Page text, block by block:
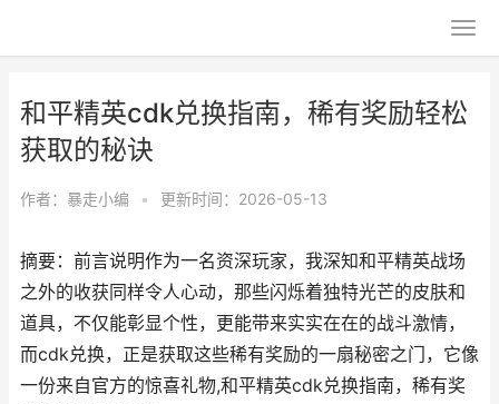
和平精英cdk兑换指南，稀有奖励轻松
获取的秘诀
作者： 暴走小编 • 更新时间：2026-05-13
摘要：前言说明作为一名资深玩家，我深知和平精英战场
之外的收获同样令人心动，那些闪烁着独特光芒的皮肤和
道具，不仅能彰显个性，更能带来实实在在的战斗激情，
而cdk兑换，正是获取这些稀有奖励的一扇秘密之门，它像
一份来自官方的惊喜礼物,和平精英cdk兑换指南，稀有奖